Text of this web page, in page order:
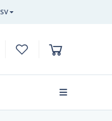
SV